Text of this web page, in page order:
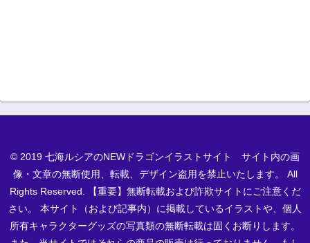
© 2019 七海ルシアのNEWドラゴンイラストサイト サイト内の画
像・文章の無断使用、転載、デザイン盗用を禁止いたします。 All
Rights Reserved. 【重要】無断転載および詐欺サイトにご注意くだ
さい。 本サイト（および記事内）に掲載しているイラストや、個人
所有キャラクターグッズの写真類の無断転載は固くお断りします。